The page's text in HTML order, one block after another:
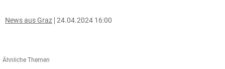
News aus Graz 24.04.2024 16:00
Ähnliche Themen